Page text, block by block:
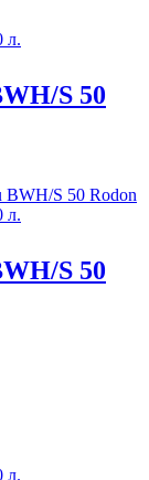
л.
S 50
л.
S 50
л.